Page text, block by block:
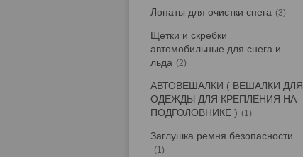
Лопаты для очистки снега 3
Щетки и скребки
автомобильные для снега и
льда
2
АВТОВЕШАЛКИ ( ВЕШАЛКИ ДЛЯ
ОДЕЖДЫ ДЛЯ КРЕПЛЕНИЯ НА
ПОДГОЛОВНИКЕ )
1
Заглушка ремня безопасности
1